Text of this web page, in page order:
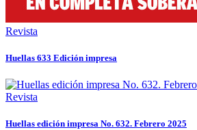
Revista
Huellas 633 Edición impresa
Revista
Huellas edición impresa No. 632. Febrero 2025